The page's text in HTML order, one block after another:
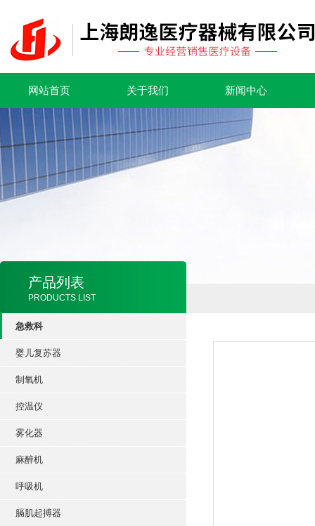
网站首页 关于我们 新闻中心
产品列表
PRODUCTS LIST
急救科
婴儿复苏器
制氧机
控温仪
雾化器
麻醉机
呼吸机
膈肌起搏器